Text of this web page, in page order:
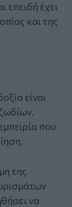
επειδή έχει
και της
είναι
που
της
να